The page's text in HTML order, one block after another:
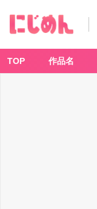
TOP 作品名